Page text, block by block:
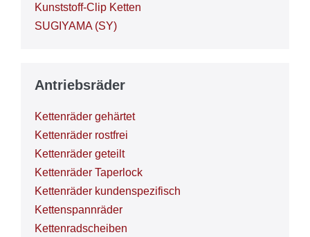
Kunststoff-Clip Ketten
SUGIYAMA (SY)
Antriebsräder
Kettenräder gehärtet
Kettenräder rostfrei
Kettenräder geteilt
Kettenräder Taperlock
Kettenräder kundenspezifisch
Kettenspannräder
Kettenradscheiben